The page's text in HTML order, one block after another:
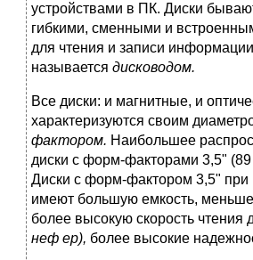
устройствами в ПК. Диски
гибкими, сменными и
для чтения и записи
называется дисководом.
Все диски: и магнитные, и
характеризуются своим
фактором. Наибольшее
диски с форм-факторами 3,5"
Диски с форм-фактором 3,5" при
имеют большую емкость,
более высокую скорость чтения
неф ер), более высокие